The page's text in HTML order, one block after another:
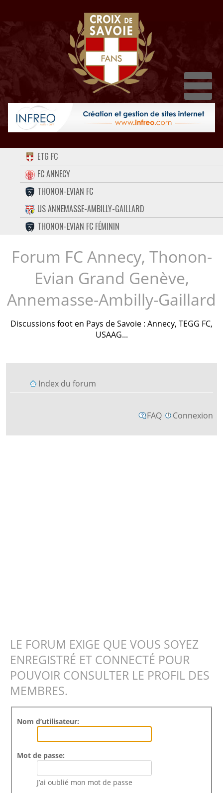
ACCUEIL
FORUM
CONTACT
FACEBOOK
TWITTER
INSTAGRAM
ETG FC
FC ANNECY
THONON-EVIAN FC
US ANNEMASSE-AMBILLY-GAILLARD
THONON-EVIAN FC FÉMININ
Forum FC Annecy, Thonon-
Evian Grand Genève,
Annemasse-Ambilly-Gaillard
Discussions foot en Pays de Savoie : Annecy, TEGG FC,
USAAG...
Index du forum
FAQ Connexion
LE FORUM EXIGE QUE VOUS SOYEZ
ENREGISTRÉ ET CONNECTÉ POUR
POUVOIR CONSULTER LE PROFIL DES
MEMBRES.
Nom d’utilisateur:
Mot de passe:
J’ai oublié mon mot de passe